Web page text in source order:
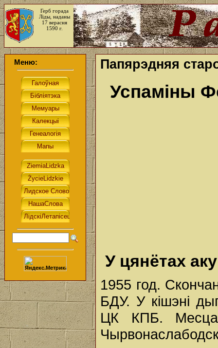
Герб горада
Ліды, наданы
17 верасня
1590 г.
Меню: Папярэдняя
Успаміны
У цянётах
1955 год.
БДУ. У кішэні
ЦК КПБ. Месца